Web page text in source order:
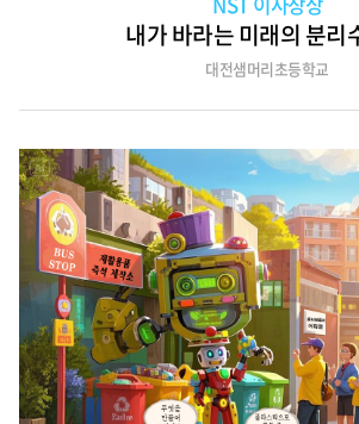
내가 바라는 미래의 분리
대전샘머리초등학교